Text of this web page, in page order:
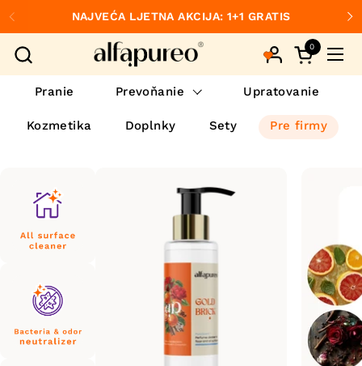
Preskočiť na obsah
Predchádzajúce
NAJVEĆA LJETNA AKCIJA: 1+1 GRATIS
Otvorte
0
Pranie Prevoňanie Upratovanie
Kozmetika Doplnky Sety Pre firmy